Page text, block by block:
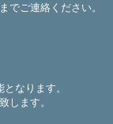
でご連絡ください。
なります。
します。